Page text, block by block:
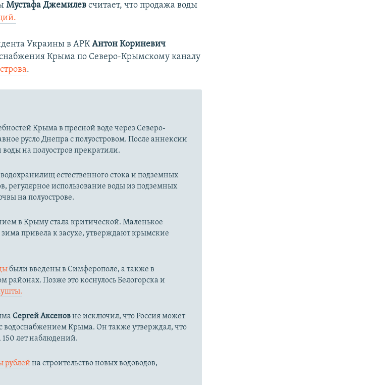
Мустафа Джемилев считает, что продажа воды
Украины в АРКАнтон Кориневич
Крыма по Северо-Крымскому каналу
.
Крыма в пресной воде через Северо-
русло Днепра с полуостровом. После аннексии
на полуостров прекратили.
естественного стока и подземных
регулярное использование воды из подземных
на полуострове.
в Крыму стала критической. Маленькое
привела к засухе, утверждают крымские
были введены в Симферополе, а также в
Позже это коснулось Белогорска и
Сергей Аксеновне исключил, что Россия может
водоснабжением Крыма. Он также утверждал, что
лет наблюдений.​
рублей на строительство новых водоводов,